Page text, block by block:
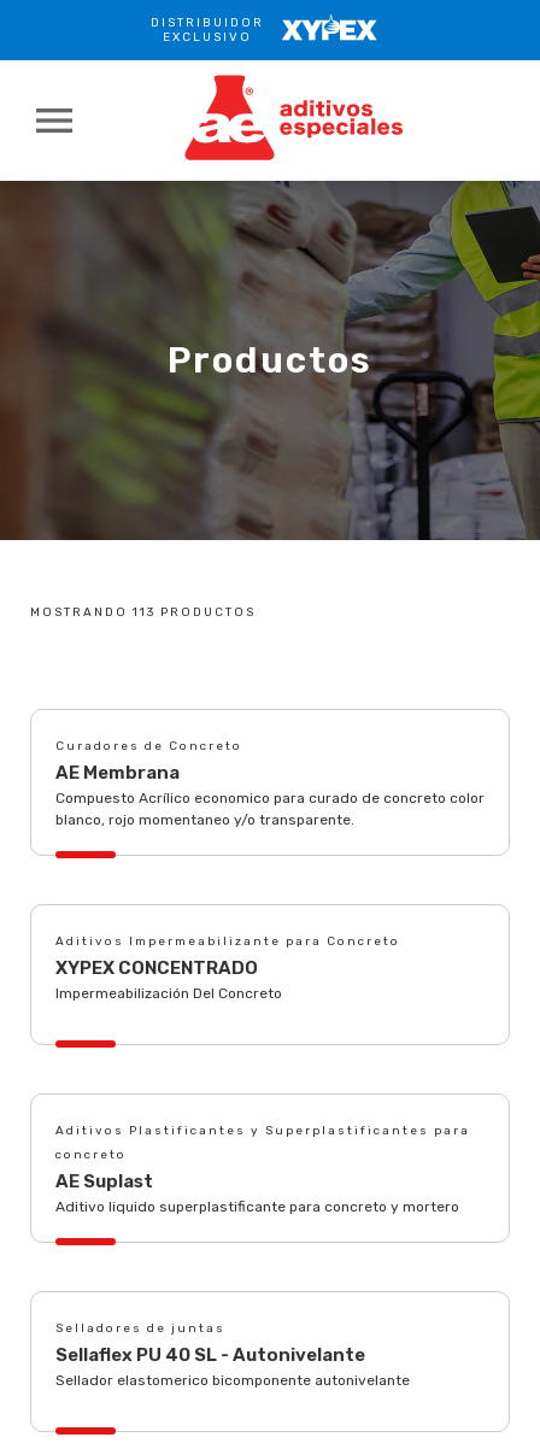
DISTRIBUIDOR
EXCLUSIVO
XYPEX
menu
Productos
MOSTRANDO 113 PRODUCTOS
Curadores de Concreto
AE Membrana
Compuesto Acrílico economico para curado de concreto color
blanco, rojo momentaneo y/o transparente.
Aditivos Impermeabilizante para Concreto
XYPEX CONCENTRADO
Impermeabilización Del Concreto
Aditivos Plastificantes y Superplastificantes para
concreto
AE Suplast
Aditivo liquido superplastificante para concreto y mortero
Selladores de juntas
Sellaflex PU 40 SL - Autonivelante
Sellador elastomerico bicomponente autonivelante